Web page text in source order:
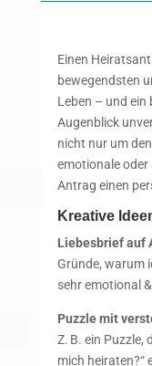
Einen
bewegendsten
Leben – und ein
Augenblick
nicht nur um
emotionale oder
Antrag einen
Kreative
Liebesbrief auf
Gründe, warum
sehr emotional &
Puzzle mit
Z. B. ein Puzzle,
mich heiraten?“